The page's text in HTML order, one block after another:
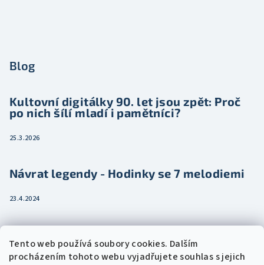
Tento web používá soubory cookies. Dalším
procházením tohoto webu vyjadřujete souhlas s jejich
Blog
Kultovní digitálky 90. let jsou zpět: Proč
po nich šílí mladí i pamětníci?
25.3.2026
Návrat legendy - Hodinky se 7 melodiemi
23.4.2024
jako dárek